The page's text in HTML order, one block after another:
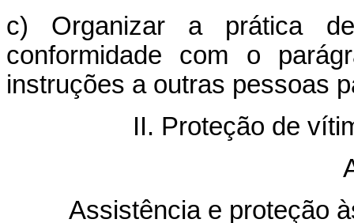
c) Organizar a prática
conformidade com o
instruções a outras pessoas
II. Proteção de
Assistência e proteção